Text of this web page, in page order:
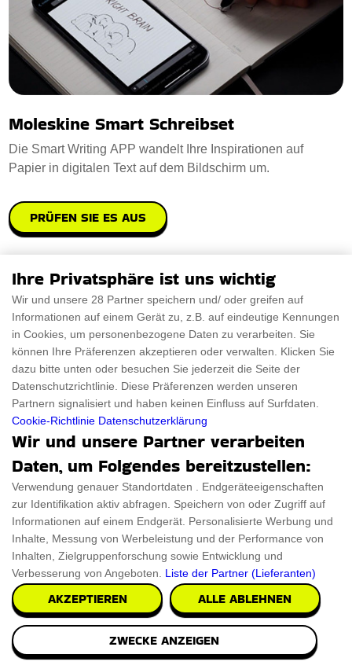
Moleskine Smart Schreibset
Die Smart Writing APP wandelt Ihre Inspirationen auf
Papier in digitalen Text auf dem Bildschirm um.
PRÜFEN SIE ES AUS
Ihre Privatsphäre ist uns wichtig
Wir und unsere 28 Partner speichern und/ oder greifen auf
Informationen auf einem Gerät zu, z.B. auf eindeutige Kennungen
in Cookies, um personenbezogene Daten zu verarbeiten. Sie
können Ihre Präferenzen akzeptieren oder verwalten. Klicken Sie
dazu bitte unten oder besuchen Sie jederzeit die Seite der
Datenschutzrichtlinie. Diese Präferenzen werden unseren
Partnern signalisiert und haben keinen Einfluss auf Surfdaten.
Cookie-Richtlinie Datenschutzerklärung
Wir und unsere Partner verarbeiten
Daten, um Folgendes bereitzustellen:
Verwendung genauer Standortdaten . Endgeräteeigenschaften
zur Identifikation aktiv abfragen. Speichern von oder Zugriff auf
Informationen auf einem Endgerät. Personalisierte Werbung und
Inhalte, Messung von Werbeleistung und der Performance von
Inhalten, Zielgruppenforschung sowie Entwicklung und
Verbesserung von Angeboten. Liste der Partner (Lieferanten)
AKZEPTIEREN ALLE ABLEHNEN
ZWECKE ANZEIGEN